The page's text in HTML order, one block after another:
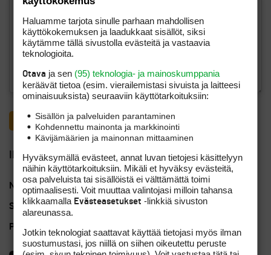
Ilmoittajan yhteystiedot
Nimi Jukka Peltola
Sähköposti juki.peltola@gmail.com
Puhelinnumero
Haluamme tarjota sinulle parhaan mahdollisen
käyttökokemuksen ja laadukkaat sisällöt, siksi
käytämme tällä sivustolla evästeitä ja vastaavia
teknologioita.
Otava ja sen (95) teknologia- ja mainoskumppania
keräävät tietoa (esim. vierailemis­tasi sivuista ja laitteesi
ominaisuuk­sista) seuraaviin käyttötarkoituksiin:
Sisällön ja palveluiden parantaminen
Kohdennettu mainonta ja markkinointi
Kävijämäärien ja mainonnan mittaaminen
Hyväksymällä evästeet, annat luvan tietojesi käsittelyyn
näihin käyttötarkoituksiin. Mikäli et hyväksy evästeitä,
osa palveluista tai sisällöistä ei välttämättä toimi
optimaalisesti. Voit muuttaa valintojasi milloin tahansa
klikkaamalla Evästeasetukset -linkkiä sivuston
alareunassa.
Jotkin teknologiat saattavat käyttää tietojasi myös ilman
suostumustasi, jos niillä on siihen oikeutettu peruste